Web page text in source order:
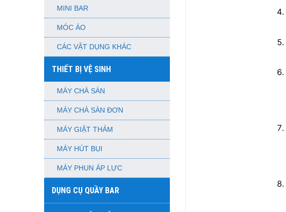
MINI BAR
MÓC ÁO
CÁC VẬT DỤNG KHÁC
THIẾT BỊ VỆ SINH
MÁY CHÀ SÀN
MÁY CHÀ SÀN ĐƠN
MÁY GIẶT THẢM
MÁY HÚT BỤI
MÁY PHUN ÁP LỰC
DỤNG CỤ QUẦY BAR